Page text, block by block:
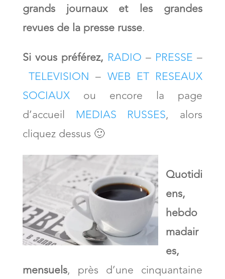
grands journaux et les grandes
revues de la presse russe.
Si vous préférez, RADIO – PRESSE –
TELEVISION – WEB ET RESEAUX
SOCIAUXou encore la page
d’accueil MEDIAS RUSSES, alors
cliquez dessus 🙂
Quotidi
ens,
hebdo
madair
es,
mensuels, près d’une cinquantaine